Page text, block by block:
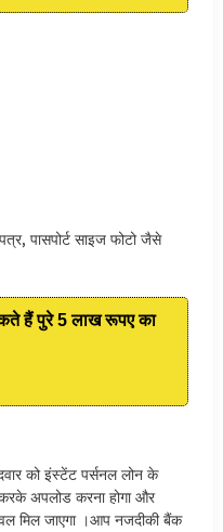
पासपोर्ट साइज फोटो जैसे
हैं पुरे 5 लाख रूपए का
को इंस्टेंट पर्सनल लोन के
अपलोड करना होगा और
मिल जाएगा ।आप नजदीकी बैंक